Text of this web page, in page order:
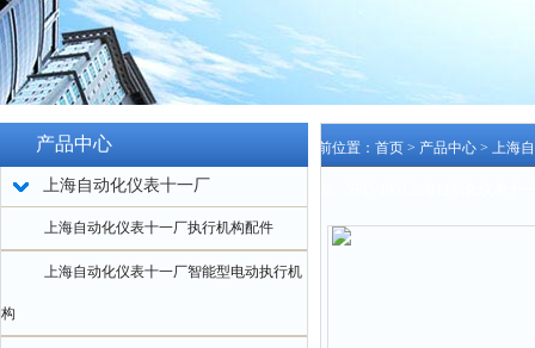
产品中心
上海自动化仪表十一厂
上海自动化仪表十一厂执行机构配件
上海自动化仪表十一厂智能型电动执行机
构
当前位置： 首页 > 产品中心 > 上海